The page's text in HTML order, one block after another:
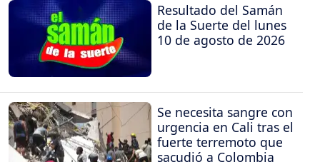
Resultado del Samán
de la Suerte del lunes
10 de agosto de 2026
Se necesita sangre con
urgencia en Cali tras el
fuerte terremoto que
sacudió a Colombia